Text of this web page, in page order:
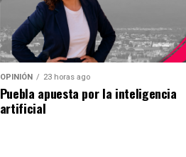
OPINIÓN 23 horas ago
Puebla apuesta por la inteligencia
artificial